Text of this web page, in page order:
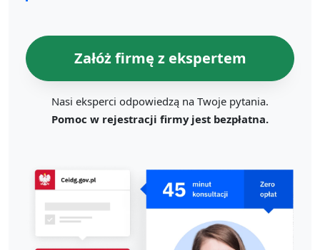
Załóż firmę z ekspertem
Nasi eksperci odpowiedzą na Twoje pytania.
Pomoc w rejestracji firmy jest bezpłatna.